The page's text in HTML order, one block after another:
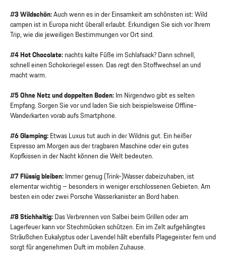
#3 Wildschön:Auch wenn es in der Einsamkeit am schönsten ist: Wild
campen ist in Europa nicht überall erlaubt. Erkundigen Sie sich vor Ihrem
Trip, wie die jeweiligen Bestimmungen vor Ort sind.
#4 Hot Chocolate: nachts kalte Füße im Schlafsack? Dann schnell,
schnell einen Schokoriegel essen. Das regt den Stoffwechsel an und
macht warm.
#5 Ohne Netz und doppelten Boden: Im Nirgendwo gibt es selten
Empfang. Sorgen Sie vor und laden Sie sich beispielsweise Offline-
Wanderkarten vorab aufs Smartphone.
#6 Glamping: Etwas Luxus tut auch in der Wildnis gut. Ein heißer
Espresso am Morgen aus der tragbaren Maschine oder ein gutes
Kopfkissen in der Nacht können die Welt bedeuten.
#7 Flüssig bleiben: Immer genug (Trink-)Wasser dabeizuhaben, ist
elementar wichtig – besonders in weniger erschlossenen Gebieten. Am
besten ein oder zwei Porsche Wasserkanister an Bord haben.
#8 Stichhaltig: Das Verbrennen von Salbei beim Grillen oder am
Lagerfeuer kann vor Stechmücken schützen. Ein im Zelt aufgehängtes
Sträußchen Eukalyptus oder Lavendel hält ebenfalls Plagegeister fern und
sorgt für angenehmen Duft im mobilen Zuhause.